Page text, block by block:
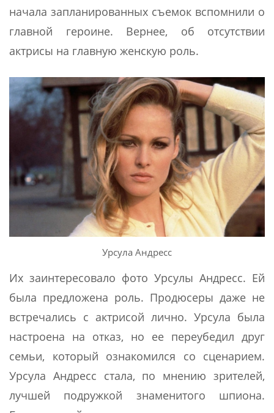
начала запланированных съемок вспомнили о
главной героине. Вернее, об отсутствии
актрисы на главную женскую роль.
Урсула Андресс
Их заинтересовало фото Урсулы Андресс. Ей
была предложена роль. Продюсеры даже не
встречались с актрисой лично. Урсула была
настроена на отказ, но ее переубедил друг
семьи, который ознакомился со сценарием.
Урсула Андресс стала, по мнению зрителей,
лучшей подружкой знаменитого шпиона.